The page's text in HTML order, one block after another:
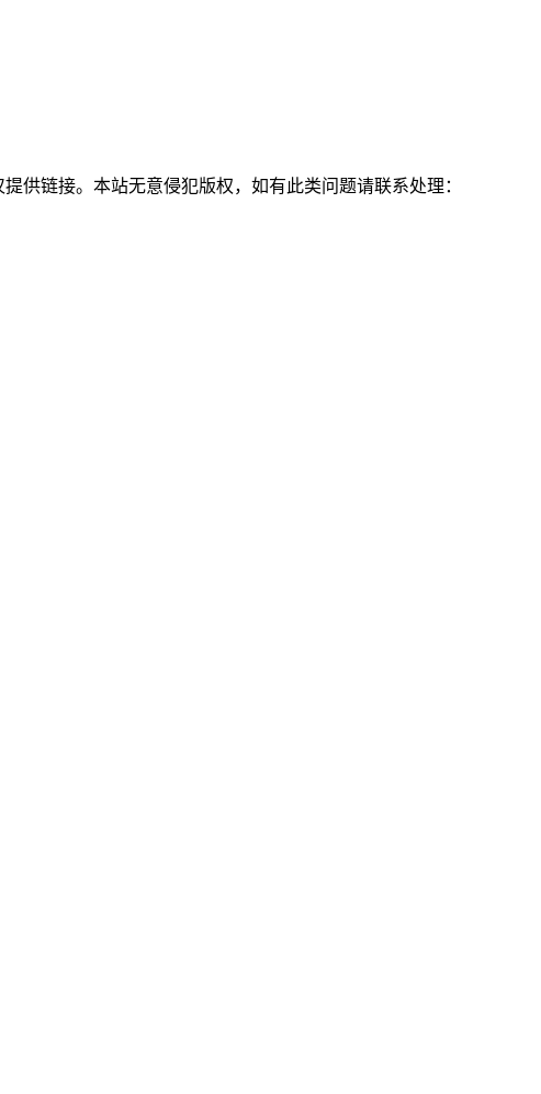
供链接。本站无意侵犯版权，如有此类问题请联系处理：